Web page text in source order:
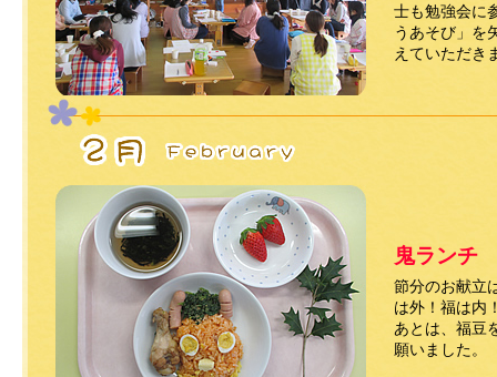
士も勉強会に
うあそび」を
えていただき
鬼ランチ
節分のお献立
は外！福は内
あとは、福豆
願いました。